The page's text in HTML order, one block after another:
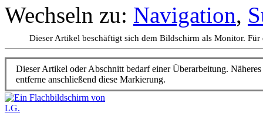
Wechseln zu: Navigation,
Dieser Artikel beschäftigt sich dem Bildschirm als Monitor.
Dieser Artikel oder Abschnitt bedarf einer Überarbeitung.
entferne anschließend diese Markierung.